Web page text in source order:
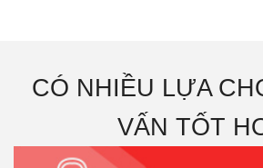
CÓ NHIỀU LỰA
VẤN TỐT